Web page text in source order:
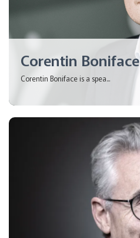
Corentin Boniface
Corentin Boniface is a spea...